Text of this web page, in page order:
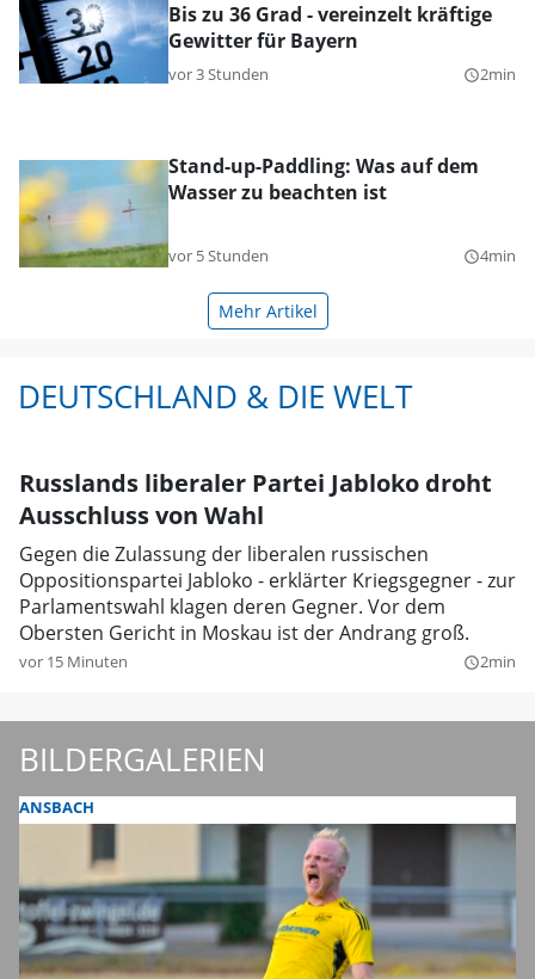
Bis zu 36 Grad - vereinzelt kräftige
Gewitter für Bayern
vor 3 Stunden query_builder2min
Stand-up-Paddling: Was auf dem
Wasser zu beachten ist
vor 5 Stunden query_builder4min
Mehr Artikel
DEUTSCHLAND & DIE WELT
Russlands liberaler Partei Jabloko droht
Ausschluss von Wahl
Gegen die Zulassung der liberalen russischen
Oppositionspartei Jabloko - erklärter Kriegsgegner - zur
Parlamentswahl klagen deren Gegner. Vor dem
Obersten Gericht in Moskau ist der Andrang groß.
vor 15 Minuten query_builder2min
BILDERGALERIEN
ANSBACH